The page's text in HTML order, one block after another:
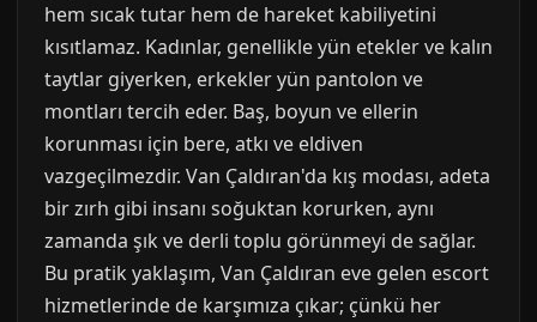
hem sıcak tutar hem de hareket kabiliyetini
kısıtlamaz. Kadınlar, genellikle yün etekler ve kalın
taytlar giyerken, erkekler yün pantolon ve
montları tercih eder. Baş, boyun ve ellerin
korunması için bere, atkı ve eldiven
vazgeçilmezdir. Van Çaldıran'da kış modası, adeta
bir zırh gibi insanı soğuktan korurken, aynı
zamanda şık ve derli toplu görünmeyi de sağlar.
Bu pratik yaklaşım, Van Çaldıran eve gelen escort
hizmetlerinde de karşımıza çıkar; çünkü her